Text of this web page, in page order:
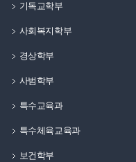
기독교학부
사회복지학부
경상학부
사범학부
특수교육과
특수체육교육과
보건학부